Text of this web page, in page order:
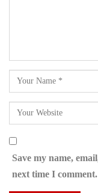
Save my name,
next time I comment.